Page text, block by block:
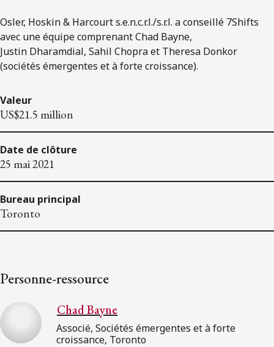
Osler, Hoskin & Harcourt s.e.n.c.r.l./s.r.l. a conseillé 7Shifts
avec une équipe comprenant Chad Bayne,
Justin Dharamdial, Sahil Chopra et Theresa Donkor
(sociétés émergentes et à forte croissance).
Valeur
US$21.5 million
Date de clôture
25 mai 2021
Bureau principal
Toronto
Personne-ressource
Chad Bayne
Associé, Sociétés émergentes et à forte
croissance, Toronto